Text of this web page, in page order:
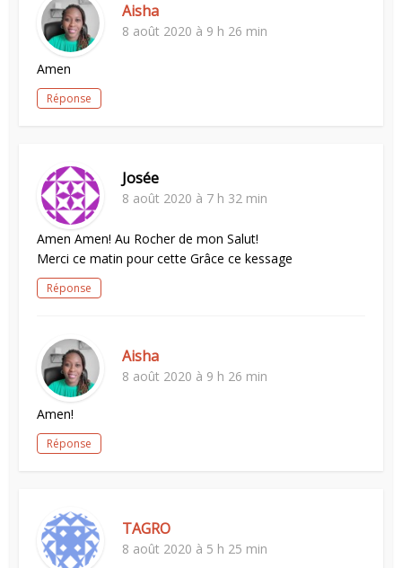
Aisha
8 août 2020 à 9 h 26 min
Amen
Réponse
Josée
8 août 2020 à 7 h 32 min
Amen Amen! Au Rocher de mon Salut!
Merci ce matin pour cette Grâce ce kessage
Réponse
Aisha
8 août 2020 à 9 h 26 min
Amen!
Réponse
TAGRO
8 août 2020 à 5 h 25 min